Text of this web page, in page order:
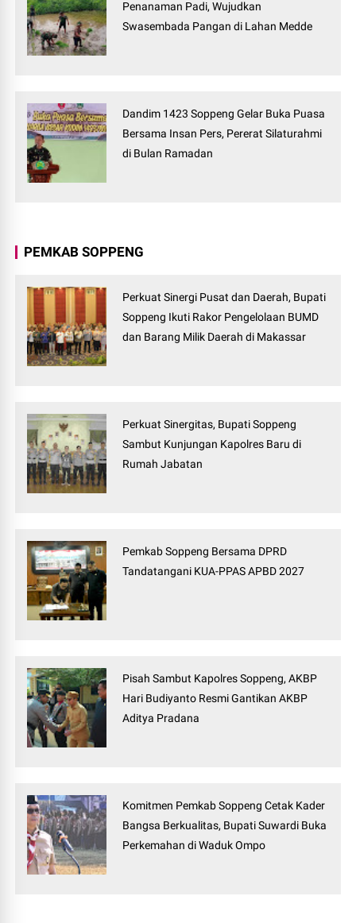
Penanaman Padi, Wujudkan
Swasembada Pangan di Lahan Medde
Dandim 1423 Soppeng Gelar Buka Puasa
Bersama Insan Pers, Pererat Silaturahmi
di Bulan Ramadan
PEMKAB SOPPENG
Perkuat Sinergi Pusat dan Daerah, Bupati
Soppeng Ikuti Rakor Pengelolaan BUMD
dan Barang Milik Daerah di Makassar
Perkuat Sinergitas, Bupati Soppeng
Sambut Kunjungan Kapolres Baru di
Rumah Jabatan
Pemkab Soppeng Bersama DPRD
Tandatangani KUA-PPAS APBD 2027
Pisah Sambut Kapolres Soppeng, AKBP
Hari Budiyanto Resmi Gantikan AKBP
Aditya Pradana
Komitmen Pemkab Soppeng Cetak Kader
Bangsa Berkualitas, Bupati Suwardi Buka
Perkemahan di Waduk Ompo